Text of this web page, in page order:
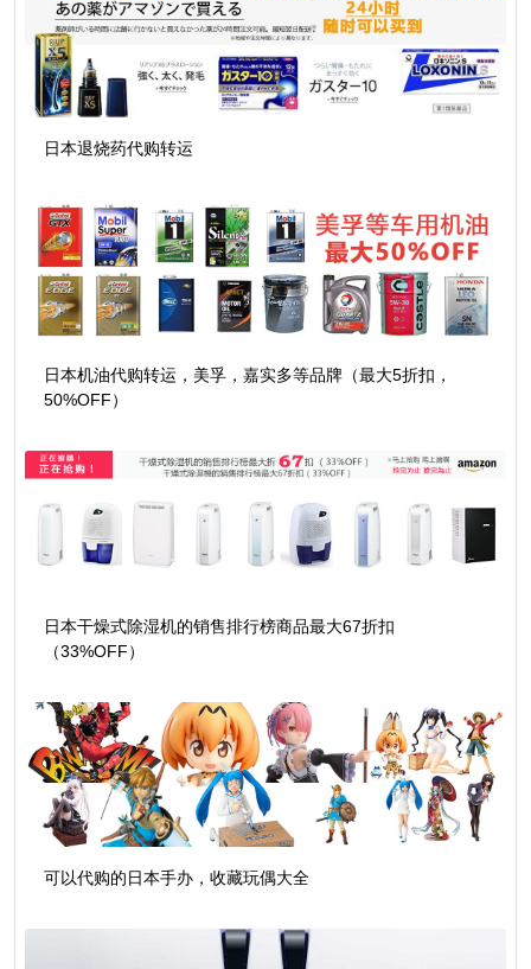
日本退烧药代购转运
日本机油代购转运，美孚，嘉实多等品牌（最大5折扣，
50%OFF）
日本干燥式除湿机的销售排行榜商品最大67折扣
（33%OFF）
可以代购的日本手办，收藏玩偶大全